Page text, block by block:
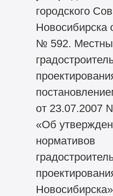
городского
Новосибирска
№ 592.
от 23.07.2007
«Об
нормативов